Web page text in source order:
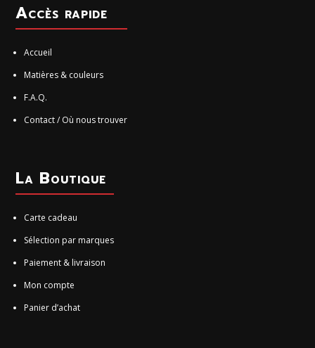
Accès rapide
Accueil
Matières & couleurs
F.A.Q.
Contact / Où nous trouver
La Boutique
Carte cadeau
Sélection par marques
Paiement & livraison
Mon compte
Panier d’achat